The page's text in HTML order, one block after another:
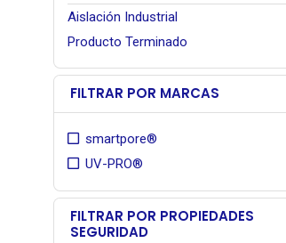
Aislación Industrial
Producto Terminado
FILTRAR POR MARCAS
smartpore®
UV-PRO®
FILTRAR POR PROPIEDADES
SEGURIDAD